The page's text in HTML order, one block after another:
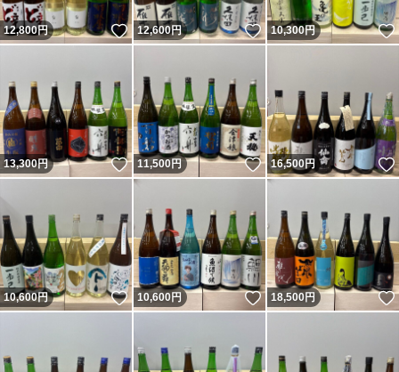
12,800円 いいね！
12,600円 いいね！
10,300円
13,300円 いいね！
11,500円 いいね！
16,500円
10,600円 いいね！
10,600円 いいね！
18,500円